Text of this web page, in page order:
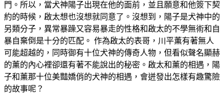
門。所以，當犬神陽子出現在他的面前，並且願意和他簽下契
約的時候，啟太想也沒想就同意了。沒想到，陽子是犬神中的
另類分子，異常暴躁又容易暴走的性格和啟太的不學無術和自
暴自棄倒是十分的匹配。 作為啟太的表哥，川平薫有著無人
可能超越的，同時御有十位犬神的傳奇人物，但看似聲名顯赫
的薰的內心裡卻還有著不能說出的秘密。啟太和薰的相遇，陽
子和薰那十位美豔嬌俏的犬神的相遇，會迸發出怎樣有趣驚險
的故事呢？